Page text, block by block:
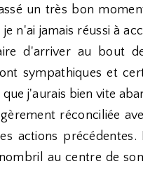
un très bon
n'ai jamais réussi à
d'arriver au bout
sympathiques et
que j'aurais bien vite
réconciliée
actions
au centre de